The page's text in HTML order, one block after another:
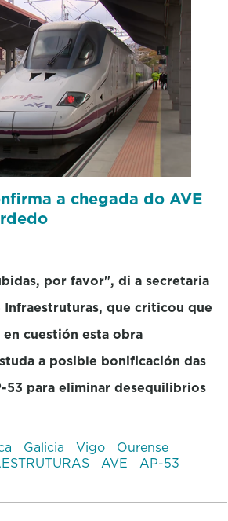
a chegada do AVE
por favor", di a secretaria
Infraestruturas, que criticou que
cuestión esta obra
a posible bonificación das
53 para eliminar desequilibrios
Galicia Vigo
Ourense
AVE AP-53